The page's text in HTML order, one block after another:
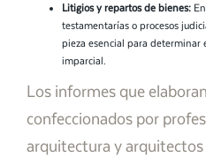
Litigios y repartos de bienes:
testamentarías o procesos
pieza esencial para determinar
imparcial.
Los informes que
confeccionados por
arquitectura y